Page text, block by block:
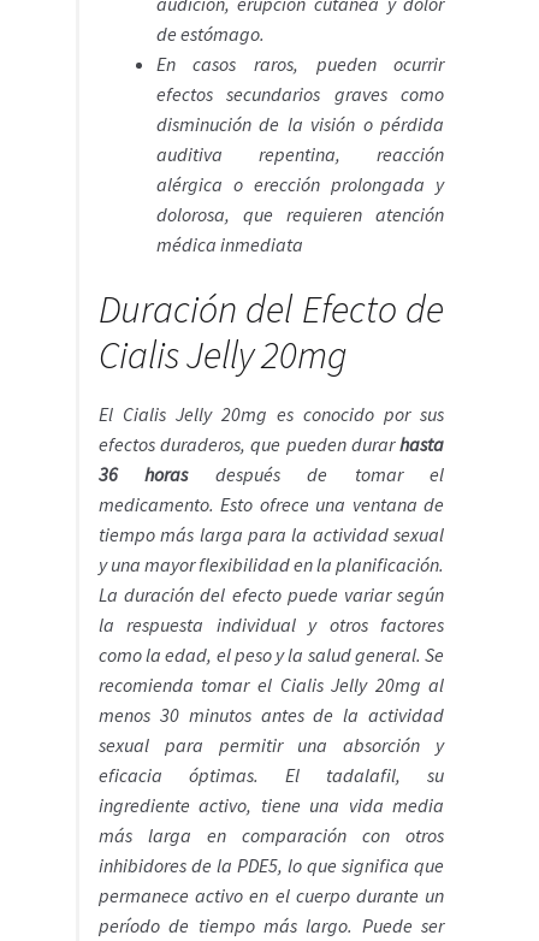
de estómago.
En casos raros, pueden ocurrir
efectos secundarios graves como
disminución de la visión o pérdida
auditiva repentina, reacción
alérgica o erección prolongada y
dolorosa, que requieren atención
médica inmediata
Duración del Efecto de
Cialis Jelly 20mg
El Cialis Jelly 20mg es conocido por sus
efectos duraderos, que pueden durarhasta
36 horasdespués de tomar el
medicamento. Esto ofrece una ventana de
tiempo más larga para la actividad sexual
y una mayor flexibilidad en la planificación.
La duración del efecto puede variar según
la respuesta individual y otros factores
como la edad, el peso y la salud general. Se
recomienda tomar el Cialis Jelly 20mg al
menos 30 minutos antes de la actividad
sexual para permitir una absorción y
eficacia óptimas. El tadalafil, su
ingrediente activo, tiene una vida media
más larga en comparación con otros
inhibidores de la PDE5, lo que significa que
permanece activo en el cuerpo durante un
período de tiempo más largo. Puede ser